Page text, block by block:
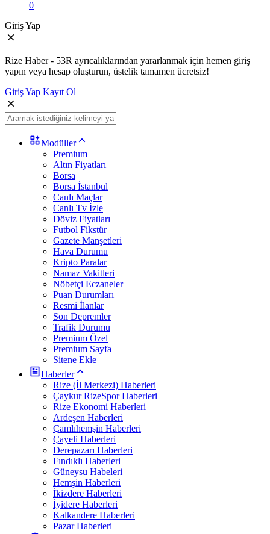
0
Giriş Yap
Rize Haber - 53R ayrıcalıklarından yararlanmak için hemen giriş
yapın veya hesap oluşturun, üstelik tamamen ücretsiz!
Giriş Yap Kayıt Ol
Modüller
Premium
Altın Fiyatları
Borsa
Borsa İstanbul
Canlı Maçlar
Canlı Tv İzle
Döviz Fiyatları
Futbol Fikstür
Gazete Manşetleri
Hava Durumu
Kripto Paralar
Namaz Vakitleri
Nöbetçi Eczaneler
Puan Durumları
Resmi İlanlar
Son Depremler
Trafik Durumu
Premium Özel
Premium Sayfa
Sitene Ekle
Haberler
Rize (İl Merkezi) Haberleri
Çaykur RizeSpor Haberleri
Rize Ekonomi Haberleri
Ardeşen Haberleri
Çamlıhemşin Haberleri
Çayeli Haberleri
Derepazarı Haberleri
Fındıklı Haberleri
Güneysu Habeleri
Hemşin Haberleri
İkizdere Haberleri
İyidere Haberleri
Kalkandere Haberleri
Pazar Haberleri